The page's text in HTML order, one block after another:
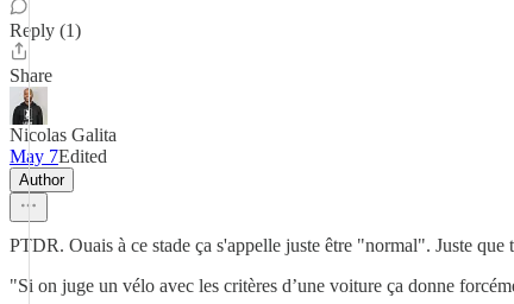
Reply (1)
Share
Nicolas Galita
May 7Edited
Author
PTDR. Ouais à ce stade ça s'appelle juste être "normal". Juste
"Si on juge un vélo avec les critères d’une voiture ça donne